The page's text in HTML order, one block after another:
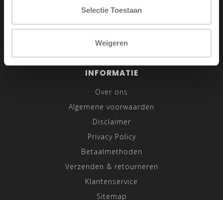
Selectie Toestaan
Weigeren
INFORMATIE
Over ons
Algemene voorwaarden
Disclaimer
Privacy Policy
Betaalmethoden
Verzenden & retourneren
Klantenservice
Sitemap